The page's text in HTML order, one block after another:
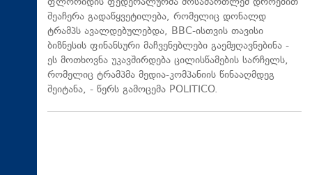
შეაჩერა გადაწყვეტილება, რომელიც დონალდ
ტრამპს ავალდებულებდა, BBC-ისთვის თავისი
ბიზნესის ფინანსური მაჩვენებლები გაემჟღავნებინა -
ეს მოთხოვნა უკავშირდება ცილისწამების სარჩელს,
რომელიც ტრამპმა მედია-კომპანიის წინააღმდეგ
შეიტანა, - წერს გამოცემა POLITICO.